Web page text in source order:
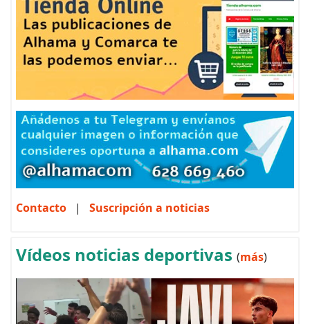
Contacto | Suscripción a noticias
Vídeos noticias deportivas (más)